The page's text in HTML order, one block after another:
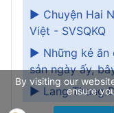
► Chuyện Hai
Việt - SVSQKQ
► Những kẻ ăn
sản ngày ấy,
► Lang Thang
By visiting our
ensure